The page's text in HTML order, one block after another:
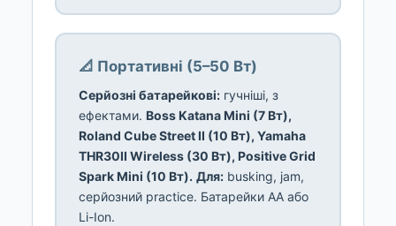
📐 Портативні (5–50 Вт)
Серйозні батарейкові: гучніші, з
ефектами. Boss Katana Mini (7 Вт),
Roland Cube Street II (10 Вт), Yamaha
THR30II Wireless (30 Вт), Positive Grid
Spark Mini (10 Вт). Для: busking, jam,
серйозний practice. Батарейки AA або
Li-Ion.